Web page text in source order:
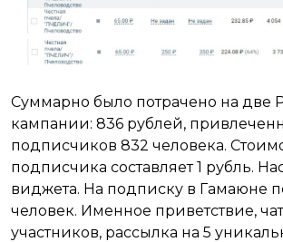
Суммарно было потрачено на две
кампании: 836 рублей,
подписчиков 832 человека.
подписчика составляет 1 рубль.
виджета. На подписку в Гамаюне
человек. Именное приветствие,
участников, рассылка на 5